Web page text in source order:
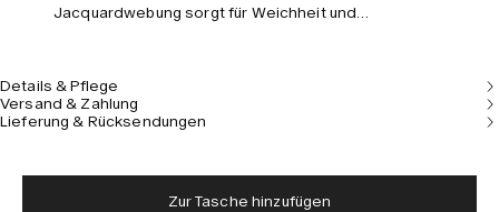
Jacquardwebung sorgt für Weichheit und
Details & Pflege
Versand & Zahlung
Lieferung & Rücksendungen
Zur Tasche hinzufügen